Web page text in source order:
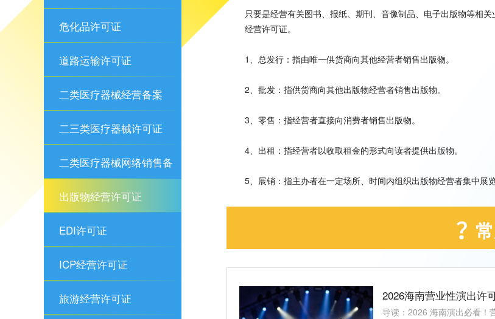
危化品许可证
道路运输许可证
二类医疗器械经营备案
二三类医疗器械许可证
二类医疗器械网络销售备
案
出版物经营许可证
EDI许可证
ICP经营许可证
旅游经营许可证
只要是经营有关图书、报纸、期刊、音像制品、电子出版物等相
经营许可证。
1、总发行：指由唯一供货商向其他经营者销售出版物。
2、批发：指供货商向其他出版物经营者销售出版物。
3、零售：指经营者直接向消费者销售出版物。
4、出租：指经营者以收取租金的形式向读者提供出版物。
5、展销：指主办者在一定场所、时间内组织出版物经营者集中展览
2026海南营业性演出许
导读：2026 海南演出必看！